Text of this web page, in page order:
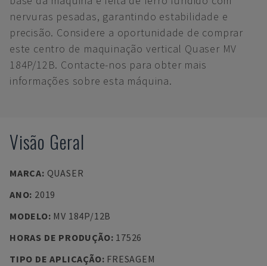
nervuras pesadas, garantindo estabilidade e
precisão. Considere a oportunidade de comprar
este centro de maquinação vertical Quaser MV
184P/12B. Contacte-nos para obter mais
informações sobre esta máquina.
Visão Geral
MARCA: QUASER
ANO: 2019
MODELO: MV 184P/12B
HORAS DE PRODUÇÃO: 17526
TIPO DE APLICAÇÃO: FRESAGEM